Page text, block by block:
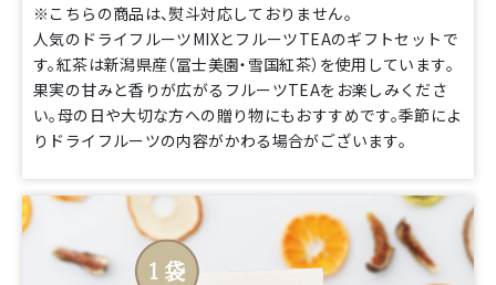
※こちらの商品は、熨斗対応しておりません。
人気のドライフルーツMIXとフルーツTEAのギフトセットで
す。紅茶は新潟県産（冨士美園・雪国紅茶）を使用しています。
果実の甘みと香りが広がるフルーツTEAをお楽しみくださ
い。母の日や大切な方への贈り物にもおすすめです。季節によ
りドライフルーツの内容がかわる場合がございます。